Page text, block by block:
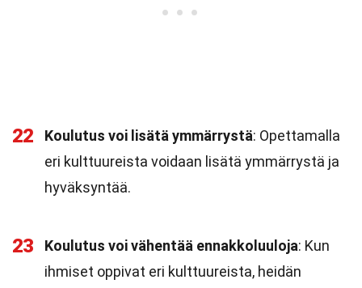
22 Koulutus voi lisätä ymmärrystä: Opettamalla
eri kulttuureista voidaan lisätä ymmärrystä ja
hyväksyntää.
23 Koulutus voi vähentää ennakkoluuloja: Kun
ihmiset oppivat eri kulttuureista, heidän